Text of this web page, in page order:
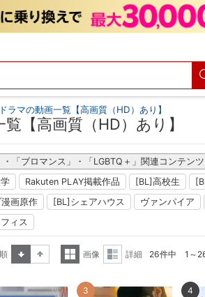
ラマの動画一覧【高画質（HD）あり】
【高画質（HD）あり】
・「ブロマンス」・「LGBTQ＋」関連コンテンツ
Rakuten PLAY掲載作品 [BL]高校生
画原作
[BL]シェアハウス ヴァンパイア
ィス
表示
画像
表示
詳細 26件中 1～
3 4